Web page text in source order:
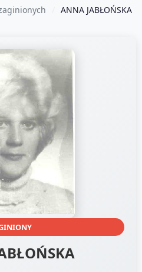
ANNA JABŁOŃSKA